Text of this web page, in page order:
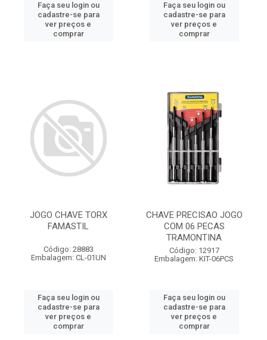
Faça seu login ou
cadastre-se para
ver preços e
comprar
Faça seu login ou
cadastre-se para
ver preços e
comprar
JOGO CHAVE TORX
FAMASTIL
Código: 28883
Embalagem: CL-01UN
Faça seu login ou
cadastre-se para
ver preços e
comprar
CHAVE PRECISAO JOGO
COM 06 PECAS
TRAMONTINA
Código: 12917
Embalagem: KIT-06PCS
Faça seu login ou
cadastre-se para
ver preços e
comprar